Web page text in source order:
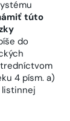
túto
do
4 písm. a)
listinnej